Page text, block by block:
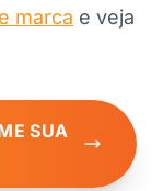
marca e veja
SUA